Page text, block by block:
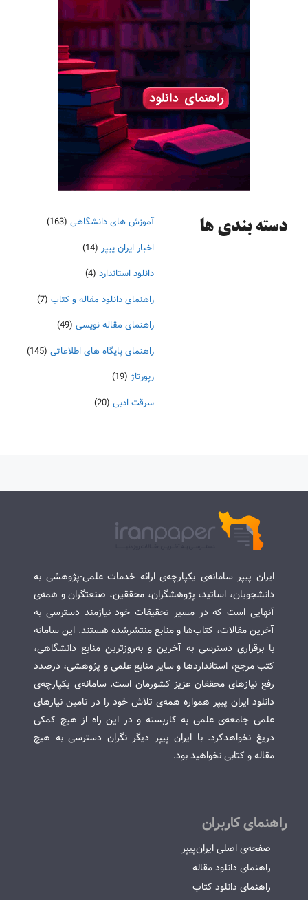
دسته‌ بندی ها آموزش های دانشگاهی (163)
اخبار ایران پیپر (14)
دانلود استاندارد (4)
راهنمای دانلود مقاله و کتاب (7)
راهنمای مقاله نویسی (49)
راهنمای پایگاه های اطلاعاتی (145)
رپورتاژ (19)
سرقت ادبی (20)
ایران پیپر سامانه‌ی یکپارچه‌ی ارائه خدمات علمی-پژوهشی به
دانشجویان، اساتید، پژوهشگران، محققین، صنعتگران و همه‌ی
آنهایی است که در مسیر تحقیقات خود نیازمند دسترسی به
آخرین مقالات، کتاب‌ها و منابع منتشرشده هستند. این سامانه
با برقراری دسترسی به آخرین و به‌روزترین منابع دانشگاهی،
کتب مرجع، استانداردها و سایر منابع علمی و پژوهشی، درصدد
رفع نیازهای محققان عزیز کشورمان است. سامانه‌ی یکپارچه‌ی
دانلود ایران پیپر همواره همه‌ی تلاش خود را در تامین نیازهای
علمی جامعه‌ی علمی به کاربسته و در این راه از هیچ کمکی
دریغ نخواهدکرد. با ایران پیپر دیگر نگران دسترسی به هیچ
مقاله و کتابی نخواهید بود.
راهنمای کاربران
صفحه‌ی اصلی ایران‌پیپر
راهنمای دانلود مقاله
راهنمای دانلود کتاب